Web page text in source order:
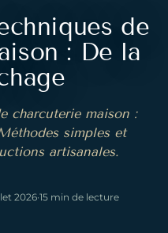
de
: De la
charcuterie maison :
simples et
artisanales.
2026·15 min de lecture